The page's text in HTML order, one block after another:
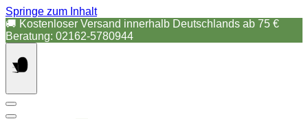
Springe zum Inhalt
🚚 Kostenloser Versand innerhalb Deutschlands ab 75 €
Beratung: 02162-5780944